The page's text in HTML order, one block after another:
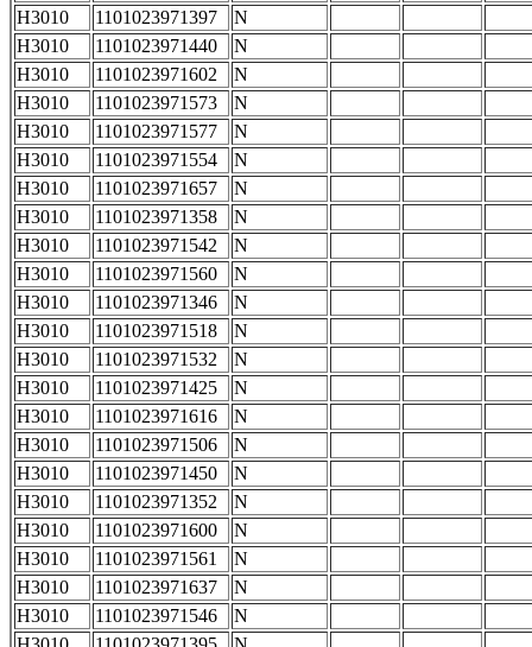
H3010
1101023971397
N
H3010
1101023971440
N
H3010
1101023971602
N
H3010
1101023971573
N
H3010
1101023971577
N
H3010
1101023971554
N
H3010
1101023971657
N
H3010
1101023971358
N
H3010
1101023971542
N
H3010
1101023971560
N
H3010
1101023971346
N
H3010
1101023971518
N
H3010
1101023971532
N
H3010
1101023971425
N
H3010
1101023971616
N
H3010
1101023971506
N
H3010
1101023971450
N
H3010
1101023971352
N
H3010
1101023971600
N
H3010
1101023971561
N
H3010
1101023971637
N
H3010
1101023971546
N